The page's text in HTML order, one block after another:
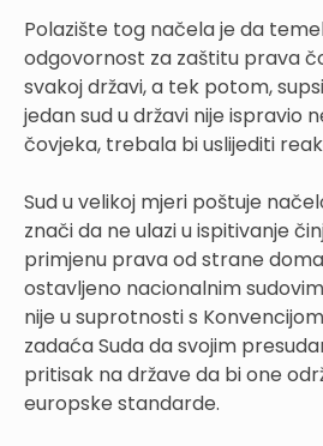
Polazište tog načela je da
odgovornost za zaštitu prava
svakoj državi, a tek potom,
jedan sud u državi nije ispravio
čovjeka, trebala bi uslijediti
Sud u velikoj mjeri poštuje
znači da ne ulazi u ispitivanje
primjenu prava od strane
ostavljeno nacionalnim
nije u suprotnosti s
zadaća Suda da svojim
pritisak na države da bi one
europske standarde.